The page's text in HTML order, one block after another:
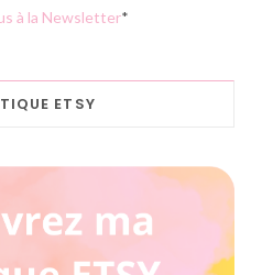
à la Newsletter*
ETSY